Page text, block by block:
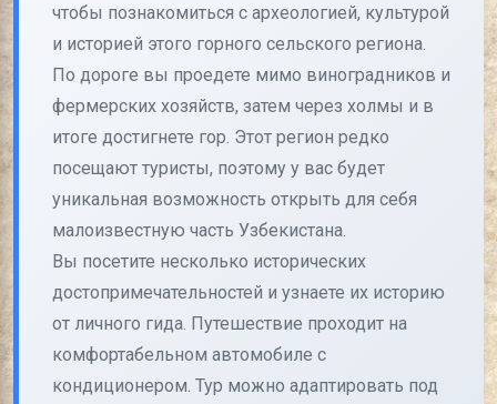
чтобы познакомиться с археологией, культурой
и историей этого горного сельского региона.
По дороге вы проедете мимо виноградников и
фермерских хозяйств, затем через холмы и в
итоге достигнете гор. Этот регион редко
посещают туристы, поэтому у вас будет
уникальная возможность открыть для себя
малоизвестную часть Узбекистана.
Вы посетите несколько исторических
достопримечательностей и узнаете их историю
от личного гида. Путешествие проходит на
комфортабельном автомобиле с
кондиционером. Тур можно адаптировать под